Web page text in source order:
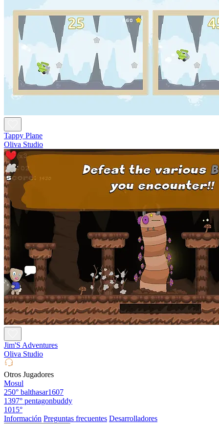
Tappy Plane
Oliva Studio
Jim'S Adventures
Oliva Studio
Otros Jugadores
Mosul
250° balthasar1607
1397° pentagonbuddy
1015°
Información Preguntas frecuentes Desarrolladores